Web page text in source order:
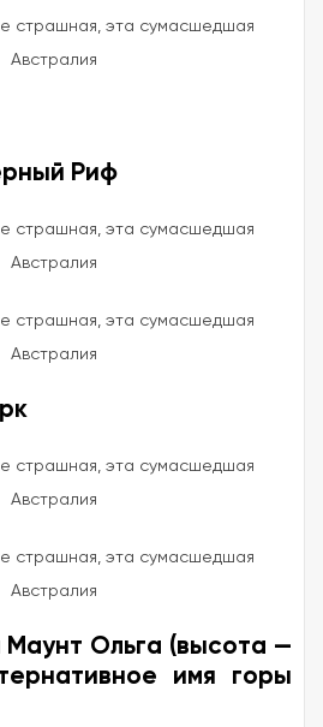
Риф
Маунт Ольга (высота —
имя горы